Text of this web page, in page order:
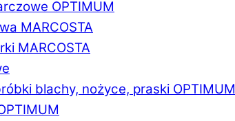
OPTIMUM
MARCOSTA
MARCOSTA
blachy, nożyce, praski OPTIMUM